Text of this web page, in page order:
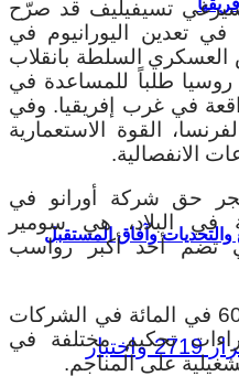
وآفاق المستقبل
تسيفيليف قد صرّح
تعدين اليورانيوم في
العسكري السلطة بانقلاب
إلى روسيا طلباً للمساعدة في
في غرب إفريقيا. وفي
القوة الاستعمارية
الانفصالية.
النيجر حق شركة أورانو في
في البلاد، هي سومير
تضم أحد أكبر رواسب
وتحتفظ أورانو رسميا بحصة 60 في المائة في الشركات
تحكيم مختلفة في
على المناجم.